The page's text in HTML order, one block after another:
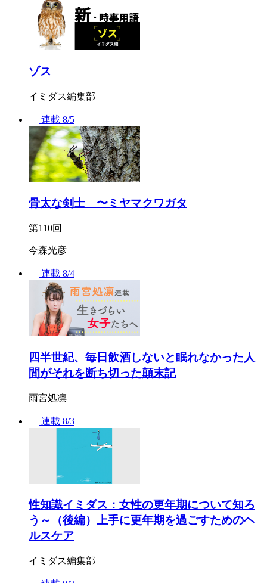
ゾス
イミダス編集部
連載 8/5
骨太な剣士 〜ミヤマクワガタ
第110回
今森光彦
連載 8/4
四半世紀、毎日飲酒しないと眠れなかった人
間がそれを断ち切った顛末記
雨宮処凛
連載 8/3
性知識イミダス：女性の更年期について知ろ
う～（後編）上手に更年期を過ごすためのヘ
ルスケア
イミダス編集部